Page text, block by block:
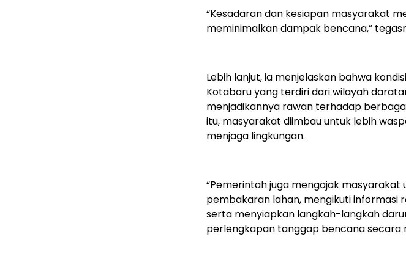
“Kesadaran dan kesiapan masyarakat
meminimalkan dampak bencana,”
Lebih lanjut, ia menjelaskan bahwa
Kotabaru yang terdiri dari wilayah
menjadikannya rawan terhadap
itu, masyarakat diimbau untuk lebih
menjaga lingkungan.
“Pemerintah juga mengajak masyarakat
pembakaran lahan, mengikuti informasi
serta menyiapkan langkah-langkah
perlengkapan tanggap bencana secara